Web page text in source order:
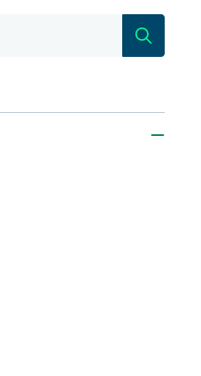
Ricerca
di credito e si ha
tutte le funzionalità.